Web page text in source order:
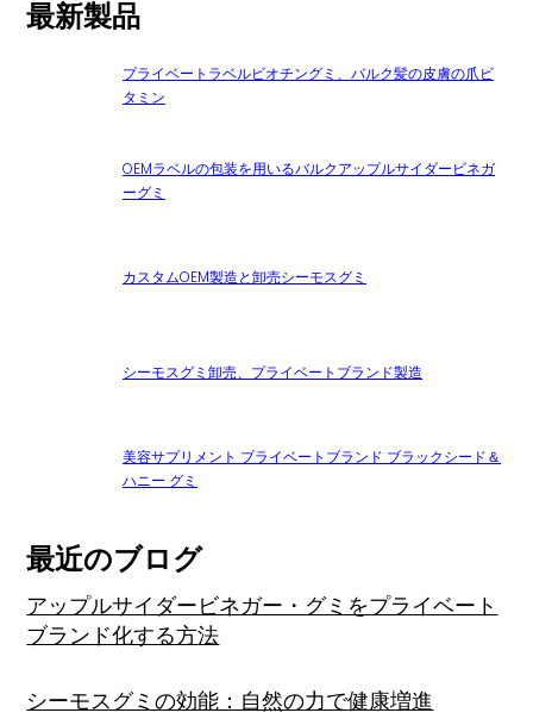
最新製品
プライベートラベルビオチングミ、バルク髪の皮膚の爪ビ
タミン
OEMラベルの包装を用いるバルクアップルサイダービネガ
ーグミ
カスタムOEM製造と卸売シーモスグミ
シーモスグミ卸売、プライベートブランド製造
美容サプリメント プライベートブランド ブラックシード＆
ハニー グミ
最近のブログ
アップルサイダービネガー・グミをプライベート
ブランド化する方法
シーモスグミの効能：自然の力で健康増進